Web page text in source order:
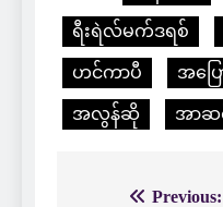
ရီးရဲလ်မက်ဒရစ်
ဟင်ကာပီ အပြ
အလွန်ဆို အာဆ
Previous: